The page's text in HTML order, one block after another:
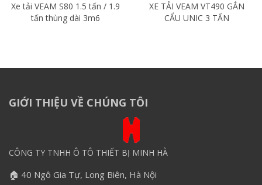
Xe tải VEAM S80 1.5 tấn / 1.9
tấn thùng dài 3m6
XE TẢI VEAM VT490 GẮN
CẨU UNIC 3 TẤN
GIỚI THIỆU VỀ CHÚNG TÔI
CÔNG TY TNHH Ô TÔ THIẾT BỊ MINH HÀ
🏠 40 Ngô Gia Tự, Long Biên, Hà Nội